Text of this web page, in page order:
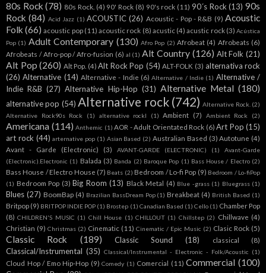
80s Rock (78) 80s Rock. (4) 90' Rock (8) 90's rock (11) 90´s Rock (13) 90s
Rock (84) Acid Jazz (1) ACOUSTIC (26) Acoustic - Pop - R&B (9) Acoustic
Folk (66) acoustic pop (11) acoustic rock (8) acustic (4) acustic rock (3) Acústica
Pop (1) Adult Contemporary (130) Afro Pop (2) Afrobeat (4) Afrobeats (6)
Afrobeats / Afro-pop / Afro-fusion (6) al (1) Alt Country (126) Alt Folk (21)
Alt Pop (260) Alt Pop. (4) Alt Rock Pop (54) ALT-FOLK (3) alternativa rock
(26) Alternative (14) Alternative - Indie (6) Alternative / Indie (1) Alternative /
Indie R&B (27) Alternative Hip-Hop (31) Alternative Metal (180)
alternative pop (54) Alternative rock (742) Alternative Rock. (2)
Alternative Rock90s Rock
(1) alternative rockl (1) Ambient (7) Ambient Rock (2)
Americana (114) Anthemic (1) AOR - Adult Orientated Rock (6) Art Pop (15)
art rock (44) arternative pop (1) Asian Based (2) Australian Based (3) Autotune (4)
Avant - Garde (Electronic)
(3) AVANT-GARDE (ELECTRONIC) (1)
Avant-Garde
(Electronic).Electronic (1) Balada (3) Banda (2) Baroque Pop (1) Bass House / Electro (2)
Bass House / Electro House (7) Beats (2) Bedroom / Lo-fi Pop (9) Bedroom / Lo-fiPop
(1) Bedroom Pop (3) Big Room (13) Black Metal (4) Blue -grass (1) Bluegrass (1)
Blues (27) BoomBap (4) Brazilian BassDream Pop (1) Breakbeat (4) British Based (1)
Britpop (9) BRITPOP INDIE POP (1) Brostep (1) Canadian Based (1) Cello (1) Chamber Pop
(8) CHILDREN'S MUSIC (1) Chill House (1) CHILLOUT (1) Chillstep (2) Chillwave (4)
Christian (9) Christmas (2) Cinematic (11) Cinematic / Epic Music (2) Clasic Rock (5)
Classic Rock (189) Classic Sound (18) classical (8)
Classical/Instrumental (35) Classical/Instrumental - Electronic - Folk/Acoustic (1)
Cloud Hop / Emo Hip-Hop (9) Comedy (1) Comercial (11) Commercial (100)